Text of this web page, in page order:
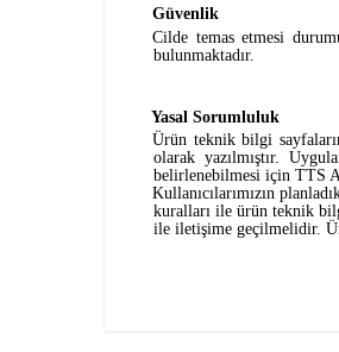
Güvenlik
Cilde temas etmesi
bulunmaktadır.
Yasal Sorumluluk
Ürün teknik bilgi
olarak yazılmıştır.
belirlenebilmesi için TTS
Kullanıcılarımızın
kuralları ile ürün teknik
ile iletişime geçilmelidir.